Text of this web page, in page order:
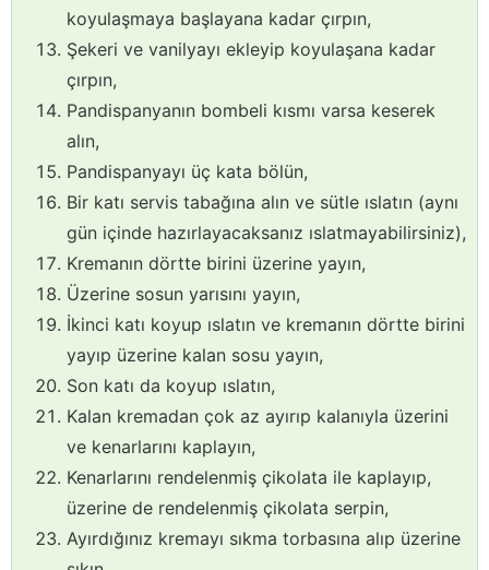
koyulaşmaya başlayana kadar çırpın,
Şekeri ve vanilyayı ekleyip koyulaşana kadar
çırpın,
Pandispanyanın bombeli kısmı varsa keserek
alın,
Pandispanyayı üç kata bölün,
Bir katı servis tabağına alın ve sütle ıslatın (aynı
gün içinde hazırlayacaksanız ıslatmayabilirsiniz),
Kremanın dörtte birini üzerine yayın,
Üzerine sosun yarısını yayın,
İkinci katı koyup ıslatın ve kremanın dörtte birini
yayıp üzerine kalan sosu yayın,
Son katı da koyup ıslatın,
Kalan kremadan çok az ayırıp kalanıyla üzerini
ve kenarlarını kaplayın,
Kenarlarını rendelenmiş çikolata ile kaplayıp,
üzerine de rendelenmiş çikolata serpin,
Ayırdığınız kremayı sıkma torbasına alıp üzerine